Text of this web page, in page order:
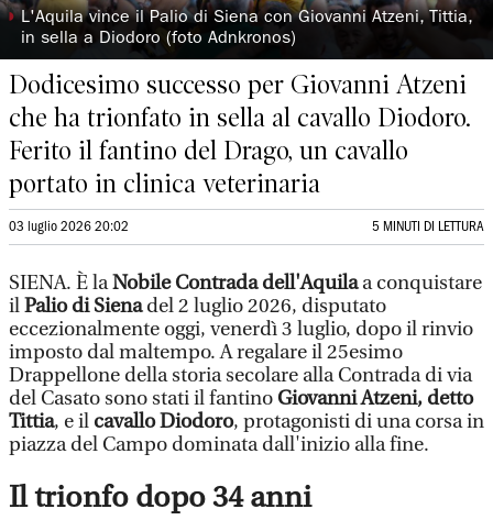
◗ L'Aquila vince il Palio di Siena con Giovanni Atzeni, Tittia,
in sella a Diodoro (foto Adnkronos)
Dodicesimo successo per Giovanni Atzeni
che ha trionfato in sella al cavallo Diodoro.
Ferito il fantino del Drago, un cavallo
portato in clinica veterinaria
03 luglio 2026 20:02 5 MINUTI DI LETTURA
SIENA. È laNobile Contrada dell'Aquilaa conquistare
ilPalio di Sienadel 2 luglio 2026, disputato
eccezionalmente oggi, venerdì 3 luglio, dopo il rinvio
imposto dal maltempo. A regalare il 25esimo
Drappellone della storia secolare alla Contrada di via
del Casato sono stati il fantinoGiovanni Atzeni, detto
Tittia, e il cavallo Diodoro, protagonisti di una corsa in
piazza del Campo dominata dall'inizio alla fine.
Il trionfo dopo 34 anni